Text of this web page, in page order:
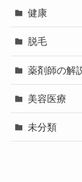
健康
脱毛
薬剤師の解
美容医療
未分類